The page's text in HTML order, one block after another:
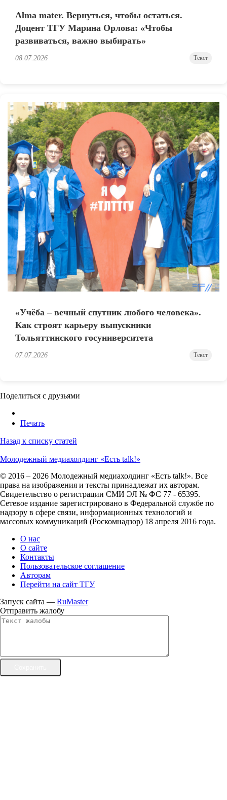
Alma mater. Вернуться, чтобы остаться.
Доцент ТГУ Марина Орлова: «Чтобы
развиваться, важно выбирать»
08.07.2026 Текст
«Учёба – вечный спутник любого человека».
Как строят карьеру выпускники
Тольяттинского госуниверситета
07.07.2026 Текст
Поделиться с друзьями
Печать
Назад к списку статей
Молодежный медиахолдинг «Есть talk!»
© 2016 – 2026 Молодежный медиахолдинг «Есть talk!». Все
права на изображения и тексты принадлежат их авторам.
Свидетельство о регистрации СМИ ЭЛ № ФС 77 - 65395.
Сетевое издание зарегистрировано в Федеральной службе по
надзору в сфере связи, информационных технологий и
массовых коммуникаций (Роскомнадзор) 18 апреля 2016 года.
О нас
О сайте
Контакты
Пользовательское соглашение
Авторам
Перейти на сайт ТГУ
Запуск сайта — RuMaster
Отправить жалобу